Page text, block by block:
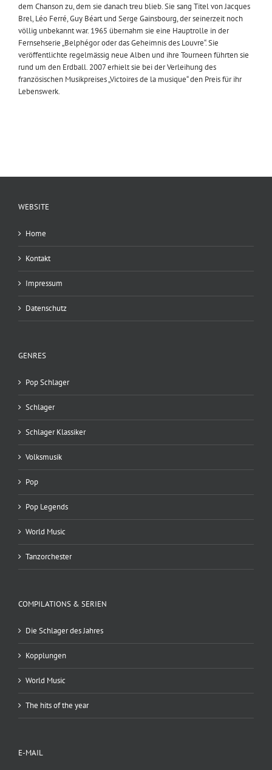
dem Chanson zu, dem sie danach treu blieb. Sie sang Titel von Jacques
Brel, Léo Ferré, Guy Béart und Serge Gainsbourg, der seinerzeit noch
völlig unbekannt war. 1965 übernahm sie eine Hauptrolle in der
Fernsehserie „Belphégor oder das Geheimnis des Louvre“. Sie
veröffentlichte regelmässig neue Alben und ihre Tourneen führten sie
rund um den Erdball. 2007 erhielt sie bei der Verleihung des
französischen Musikpreises „Victoires de la musique“ den Preis für ihr
Lebenswerk.
WEBSITE
Home
Kontakt
Impressum
Datenschutz
GENRES
Pop Schlager
Schlager
Schlager Klassiker
Volksmusik
Pop
Pop Legends
World Music
Tanzorchester
COMPILATIONS & SERIEN
Die Schlager des Jahres
Kopplungen
World Music
The hits of the year
E-MAIL